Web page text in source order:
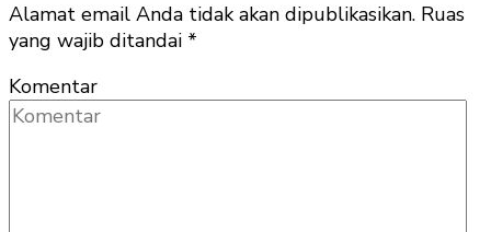
Alamat email Anda tidak akan dipublikasikan. Ruas
yang wajib ditandai *
Komentar